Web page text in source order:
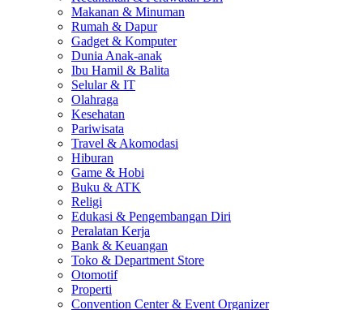
Makanan & Minuman
Rumah & Dapur
Gadget & Komputer
Dunia Anak-anak
Ibu Hamil & Balita
Selular & IT
Olahraga
Kesehatan
Pariwisata
Travel & Akomodasi
Hiburan
Game & Hobi
Buku & ATK
Religi
Edukasi & Pengembangan Diri
Peralatan Kerja
Bank & Keuangan
Toko & Department Store
Otomotif
Properti
Convention Center & Event Organizer